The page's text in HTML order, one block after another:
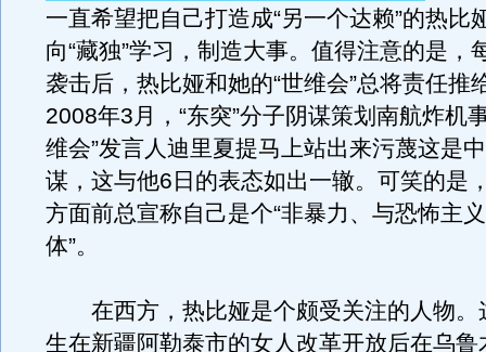
一直希望把自己打造成“另一个达赖”的热比
向“藏独”学习，制造大事。值得注意的是，
袭击后，热比娅和她的“世维会”总将责任推
2008年3月，“东突”分子阴谋策划南航炸机
维会”发言人迪里夏提马上站出来污蔑这是
谋，这与他6日的表态如出一辙。可笑的是
方面前总宣称自己是个“非暴力、与恐怖主
体”。
在西方，热比娅是个颇受关注的人物。
生在新疆阿勒泰市的女人改革开放后在乌鲁